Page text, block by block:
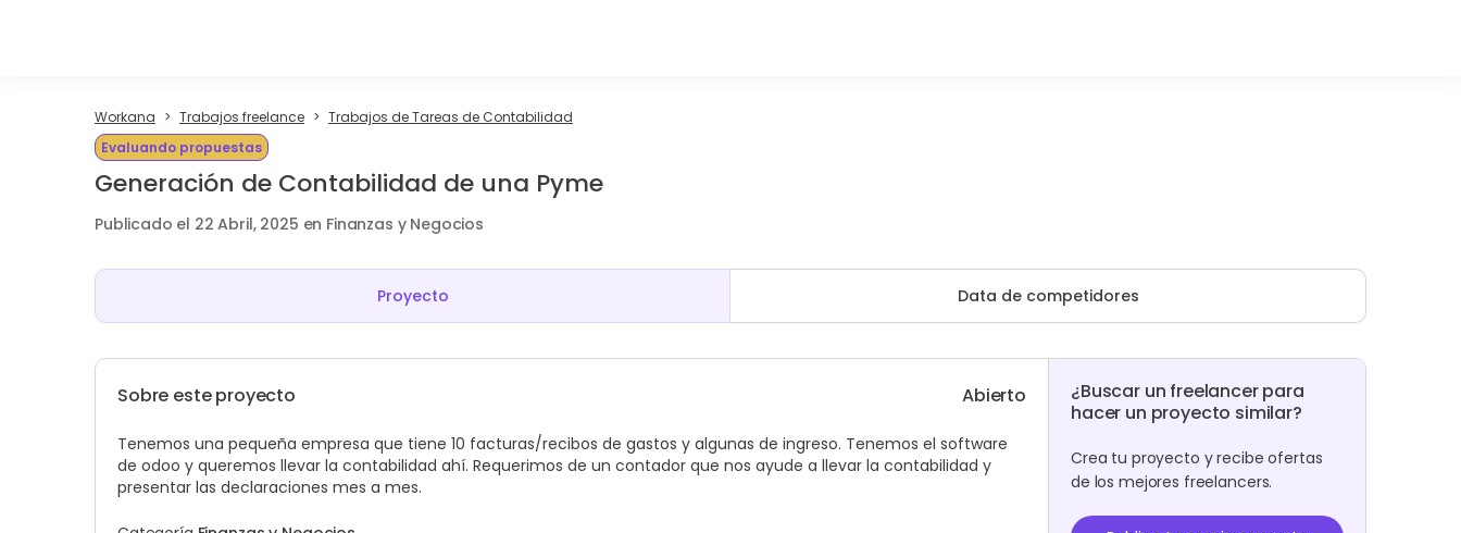
Workana Trabajos freelance
Trabajos de Tareas de Contabilidad
Evaluando propuestas
Generación de Contabilidad de una Pyme
Publicado el 22 Abril, 2025 en Finanzas y Negocios
Proyecto Data de competidores
Sobre este proyecto Abierto
Tenemos una pequeña empresa que tiene 10 facturas/recibos de gastos y algunas de ingreso. Tenemos el software
de odoo y queremos llevar la contabilidad ahí. Requerimos de un contador que nos ayude a llevar la contabilidad y
presentar las declaraciones mes a mes.
¿Buscar un freelancer para
hacer un proyecto similar?
Crea tu proyecto y recibe ofertas
de los mejores freelancers.